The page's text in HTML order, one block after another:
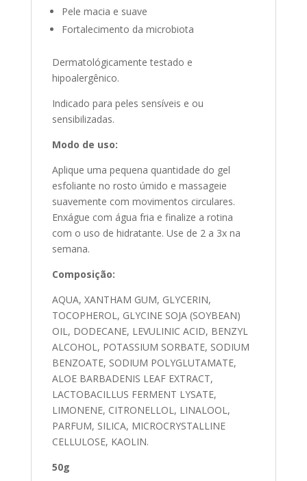
Pele macia e suave
Fortalecimento da microbiota
Dermatológicamente testado e
hipoalergênico.
Indicado para peles sensíveis e ou
sensibilizadas.
Modo de uso:
Aplique uma pequena quantidade do gel
esfoliante no rosto úmido e massageie
suavemente com movimentos circulares.
Enxágue com água fria e finalize a rotina
com o uso de hidratante. Use de 2 a 3x na
semana.
Composição:
AQUA, XANTHAM GUM, GLYCERIN,
TOCOPHEROL, GLYCINE SOJA (SOYBEAN)
OIL, DODECANE, LEVULINIC ACID, BENZYL
ALCOHOL, POTASSIUM SORBATE, SODIUM
BENZOATE, SODIUM POLYGLUTAMATE,
ALOE BARBADENIS LEAF EXTRACT,
LACTOBACILLUS FERMENT LYSATE,
LIMONENE, CITRONELLOL, LINALOOL,
PARFUM, SILICA, MICROCRYSTALLINE
CELLULOSE, KAOLIN.
50g